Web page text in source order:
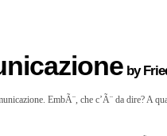
by
EmbÃ¨, che c’Ã¨ da dire? A